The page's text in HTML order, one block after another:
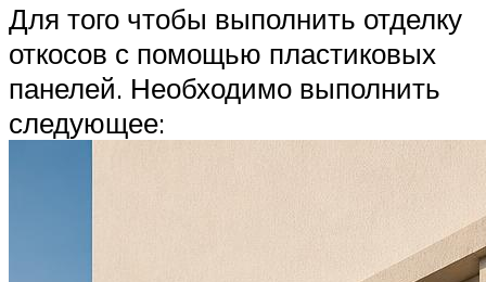
Для того чтобы выполнить отделку
откосов с помощью пластиковых
панелей. Необходимо выполнить
следующее: